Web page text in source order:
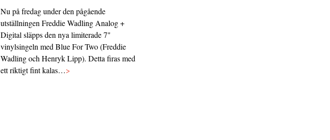
Nu på fredag under den pågående
utställningen Freddie Wadling Analog +
Digital släpps den nya limiterade 7"
vinylsingeln med Blue For Two (Freddie
Wadling och Henryk Lipp). Detta firas med
ett riktigt fint kalas…>